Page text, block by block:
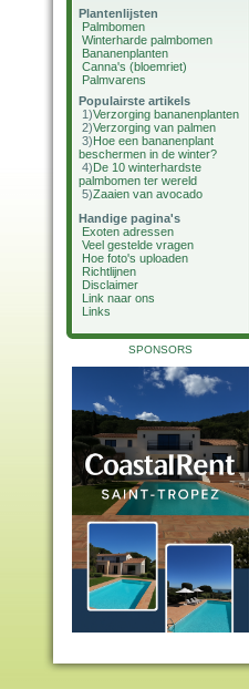
Plantenlijsten
Palmbomen
Winterharde palmbomen
Bananenplanten
Canna's (bloemriet)
Palmvarens
Populairste artikels
1)Verzorging bananenplanten
2)Verzorging van palmen
3)Hoe een bananenplant
beschermen in de winter?
4)De 10 winterhardste
palmbomen ter wereld
5)Zaaien van avocado
Handige pagina's
Exoten adressen
Veel gestelde vragen
Hoe foto's uploaden
Richtlijnen
Disclaimer
Link naar ons
Links
SPONSORS